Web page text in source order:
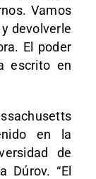
Vamos
devolverle
El poder
escrito en
en la
de
Dúrov. “El